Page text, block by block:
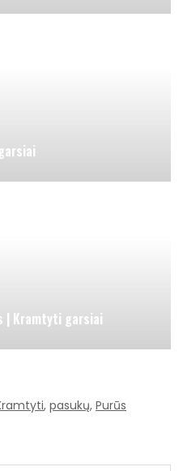
| Kramtyti garsiai
, pasukų, Purūs